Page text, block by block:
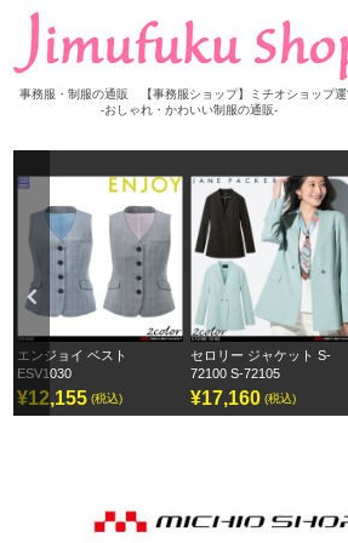
事務服・制服の通販 【事務服ショップ】ミチオショップ
-おしゃれ・かわいい制服の通販-
ous
セロリー ジャケット S-
72100 S-72105
¥17,160 (税込)
セロリー ワイドパンツ ジ
ェーンパッカー
¥12,870 (税込)